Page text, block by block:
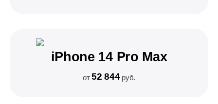
iPhone 14 Pro Max
от52 844руб.